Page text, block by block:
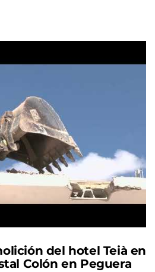
del hotel Teià en
Colón en Peguera